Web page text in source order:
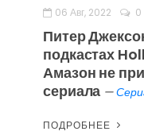
06 Авг, 2022 0
Питер
подкастах
Амазон не
сериала —
ПОДРОБНЕЕ